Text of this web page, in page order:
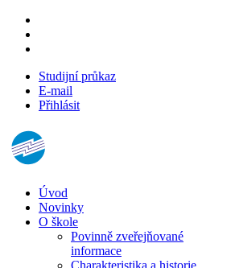
Studijní průkaz
E-mail
Přihlásit
Úvod
Novinky
O škole
Povinně zveřejňované
informace
Charakteristika a historie